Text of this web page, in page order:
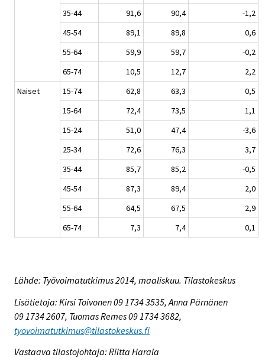
35-44
91,6 90,4
-1,2
45-54
89,1 89,8
0,6
55-64
59,9 59,7
-0,2
65-74
10,5 12,7
2,2
Naiset
15-74 62,8 63,3
0,5
15-64
72,4 73,5
1,1
15-24
51,0 47,4
-3,6
25-34
72,6 76,3
3,7
35-44
85,7 85,2
-0,5
45-54
87,3 89,4
2,0
55-64
64,5 67,5
2,9
65-74
7,3 7,4 0,1
Lähde: Työvoimatutkimus 2014, maaliskuu. Tilastokeskus
Lisätietoja: Kirsi Toivonen 09 1734 3535, Anna Pärnänen
09 1734 2607, Tuomas Remes 09 1734 3682,
tyovoimatutkimus@tilastokeskus.fi
Vastaava tilastojohtaja: Riitta Harala